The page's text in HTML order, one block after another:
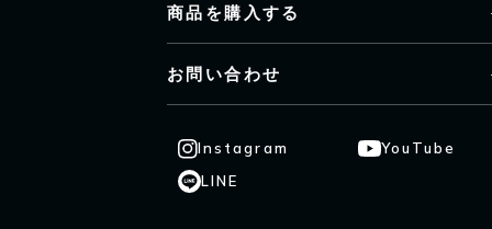
商品を購入する
お問い合わせ
Instagram
YouTube
LINE